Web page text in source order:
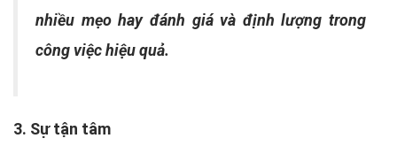
nhiều mẹo hay đánh giá và định lượng trong
công việc hiệu quả.
3. Sự tận tâm